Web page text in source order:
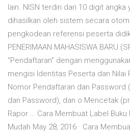
lain. NISN terdiri dari 10 digit
dihasilkan oleh sistem secara
pengkodean referensi peserta didik.
PENERIMAAN MAHASISWA BARU
”Pendaftaran” dengan
mengisi Identitas Peserta dan Nilai
Nomor Pendaftaran dan Password
dan Password), dan o Mencetak
Rapor … Cara Membuat Label
Mudah May 28, 2016 · Cara